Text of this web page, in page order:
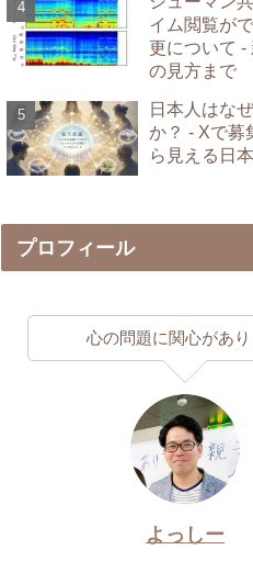
イム閲覧が
更について -
の見方まで
日本人はな
か？ - Xで募
ら見える日
プロフィール
心の問題に関心があ
よっしー